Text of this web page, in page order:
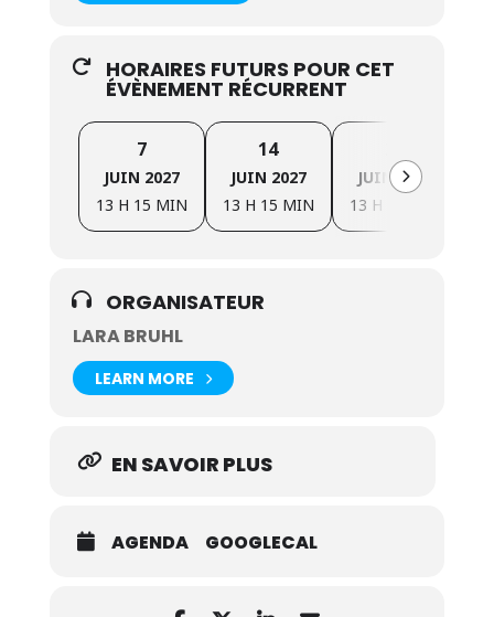
HORAIRES FUTURS POUR CET
ÉVÈNEMENT RÉCURRENT
7
JUIN 2027
13 H 15 MIN
14
JUIN 2027
13 H 15 MIN
JUIN 2027
13 H 15 MIN
ORGANISATEUR
LARA BRUHL
LEARN MORE
EN SAVOIR PLUS
AGENDA GOOGLECAL